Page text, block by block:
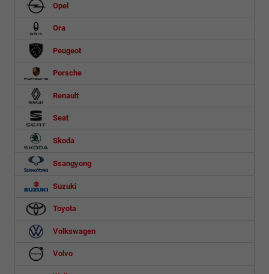
Opel
Ora
Peugeot
Porsche
Renault
Seat
Skoda
Ssangyong
Suzuki
Toyota
Volkswagen
Volvo